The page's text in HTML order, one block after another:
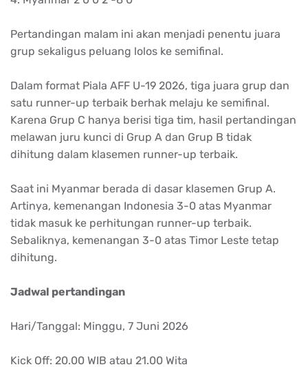
Pertandingan malam ini akan menjadi penentu juara
grup sekaligus peluang lolos ke semifinal.
Dalam format Piala AFF U-19 2026, tiga juara grup dan
satu runner-up terbaik berhak melaju ke semifinal.
Karena Grup C hanya berisi tiga tim, hasil pertandingan
melawan juru kunci di Grup A dan Grup B tidak
dihitung dalam klasemen runner-up terbaik.
Saat ini Myanmar berada di dasar klasemen Grup A.
Artinya, kemenangan Indonesia 3-0 atas Myanmar
tidak masuk ke perhitungan runner-up terbaik.
Sebaliknya, kemenangan 3-0 atas Timor Leste tetap
dihitung.
Jadwal pertandingan
Hari/Tanggal: Minggu, 7 Juni 2026
Kick Off: 20.00 WIB atau 21.00 Wita